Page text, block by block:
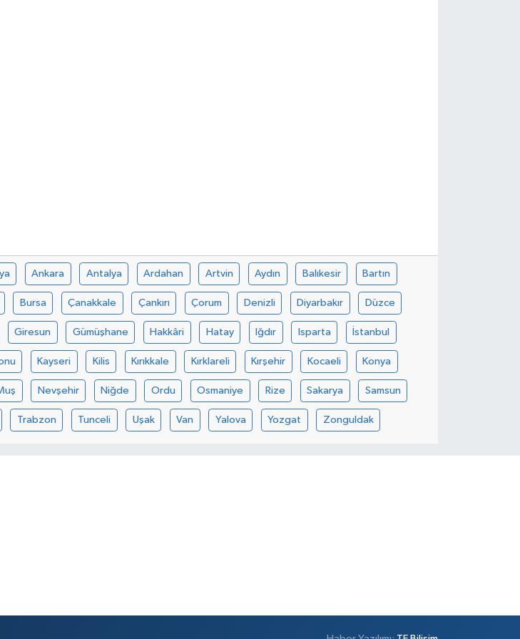
Ankara Antalya Ardahan Artvin Aydın Balıkesir Bartın
Bursa Çanakkale Çankırı Çorum Denizli Diyarbakır Düzce
Giresun Gümüşhane Hakkâri Hatay Iğdır Isparta İstanbul
Kayseri Kilis Kırıkkale Kırklareli Kırşehir Kocaeli Konya
Nevşehir Niğde Ordu Osmaniye Rize Sakarya Samsun
Trabzon Tunceli Uşak Van Yalova Yozgat Zonguldak